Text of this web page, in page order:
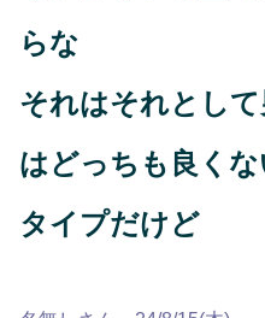
らな
それはそれとし
はどっちも良く
タイプだけど